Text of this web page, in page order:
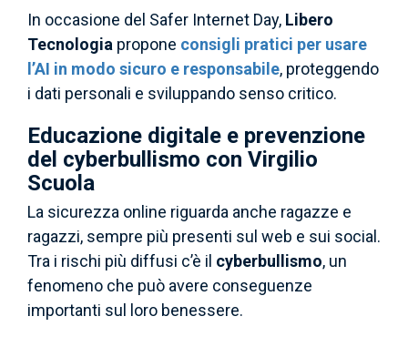
In occasione del Safer Internet Day, Libero
Tecnologia propone consigli pratici per usare
l’AI in modo sicuro e responsabile, proteggendo
i dati personali e sviluppando senso critico.
Educazione digitale e prevenzione
del cyberbullismo con Virgilio
Scuola
La sicurezza online riguarda anche ragazze e
ragazzi, sempre più presenti sul web e sui social.
Tra i rischi più diffusi c’è il cyberbullismo, un
fenomeno che può avere conseguenze
importanti sul loro benessere.